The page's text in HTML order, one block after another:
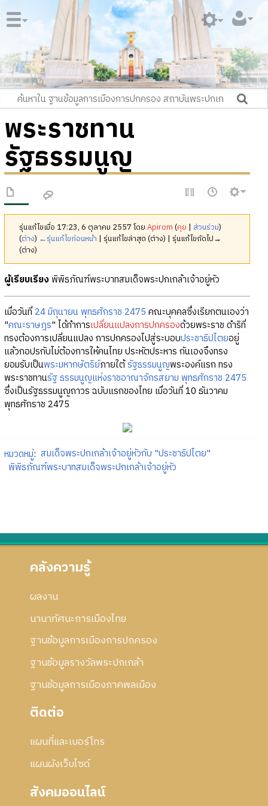
พระราชทาน
รัฐธรรมนูญ
รุ่นแก้ไขเมื่อ 17:23, 6 ตุลาคม 2557 โดยApirom (คุย | ส่วนร่วม)
(ต่าง) ←รุ่นแก้ไขก่อนหน้า | รุ่นแก้ไขล่าสุด (ต่าง) | รุ่นแก้ไขถัดไป→
(ต่าง)
ผู้เรียบเรียงพิพิธภัณฑ์พระบาทสมเด็จพระปกเกล้าเจ้าอยู่หัว
เมื่อวันที่ 24 มิถุนายน พุทธศักราช 2475 คณะบุคคลซึ่งเรียกตนเองว่า
"คณะราษฎร" ได้ทำการเปลี่ยนแปลงการปกครองด้วยพระราช ดำริที่
ทรงต้องการเปลี่ยนแปลง การปกครองไปสู่ระบอบประชาธิปไตยอยู่
แล้วกอปรกับไม่ต้องการให้คนไทย ประหัตประหาร กันเองจึงทรง
ยอมรับเป็นพระมหากษัตริย์ภายใต้รัฐธรรมนูญพระองค์แรก ทรง
พระราชทานรัฐ ธรรมนูญแห่งราชอาณาจักรสยาม พุทธศักราช 2475
ซึ่งเป็นรัฐธรรมนูญถาวร ฉบับแรกของไทย เมื่อวันที่ 10 ธันวาคม
พุทธศักราช 2475
หมวดหมู่: สมเด็จพระปกเกล้าเจ้าอยู่หัวกับ "ประชาธิปไตย"
พิพิธภัณฑ์พระบาทสมเด็จพระปกเกล้าเจ้าอยู่หัว
คลังความรู้
ผลงาน
นานาทัศนะการเมืองไทย
ฐานข้อมูลการเมืองการปกครอง
ฐานข้อมูลรางวัลพระปกเกล้า
ฐานข้อมูลการเมืองภาคพลเมือง
ติดต่อ
แผนที่และเบอร์โทร
แผนผังเว็บไซด์
สังคมออนไลน์